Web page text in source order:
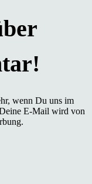
wenn Du uns im
E-Mail wird von